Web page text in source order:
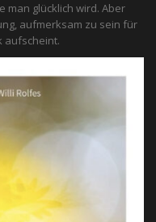
man glücklich wird. Aber
aufmerksam zu sein für
aufscheint.